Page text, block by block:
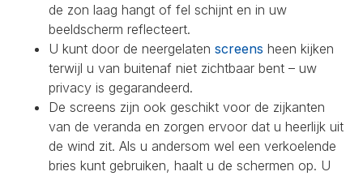
de zon laag hangt of fel schijnt en in uw
beeldscherm reflecteert.
U kunt door de neergelaten screens heen kijken
terwijl u van buitenaf niet zichtbaar bent – uw
privacy is gegarandeerd.
De screens zijn ook geschikt voor de zijkanten
van de veranda en zorgen ervoor dat u heerlijk uit
de wind zit. Als u andersom wel een verkoelende
bries kunt gebruiken, haalt u de schermen op. U